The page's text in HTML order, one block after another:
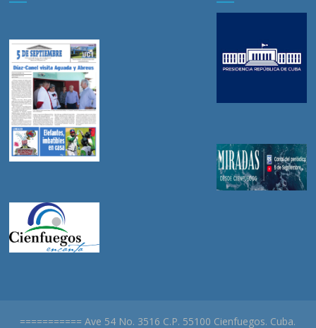
=========== Ave 54 No. 3516 C.P. 55100 Cienfuegos. Cuba.